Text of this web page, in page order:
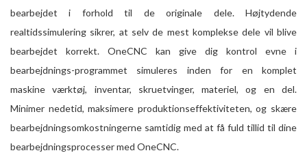
bearbejdet i forhold til de originale dele. Højtydende
realtidssimulering sikrer, at selv de mest komplekse dele vil blive
bearbejdet korrekt. OneCNC kan give dig kontrol evne i
bearbejdnings-programmet simuleres inden for en komplet
maskine værktøj, inventar, skruetvinger, materiel, og en del.
Minimer nedetid, maksimere produktionseffektiviteten, og skære
bearbejdningsomkostningerne samtidig med at få fuld tillid til dine
bearbejdningsprocesser med OneCNC.